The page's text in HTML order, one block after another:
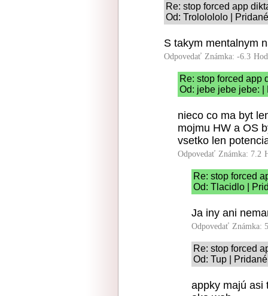
Re: stop forced app
Od: Trololololo |
S takym mentalnym
Odpovedať Známka: -6.3
Re: stop forced app
Od: jebe jebe jebe: |
nieco co ma byt
mojmu HW a OS
vsetko len
Odpovedať Známka: 7.2
Re: stop forced
Od: Tlacidlo |
Ja iny ani
Odpovedať Známka:
Re: stop forced
Od: Tup |
appky majú asi